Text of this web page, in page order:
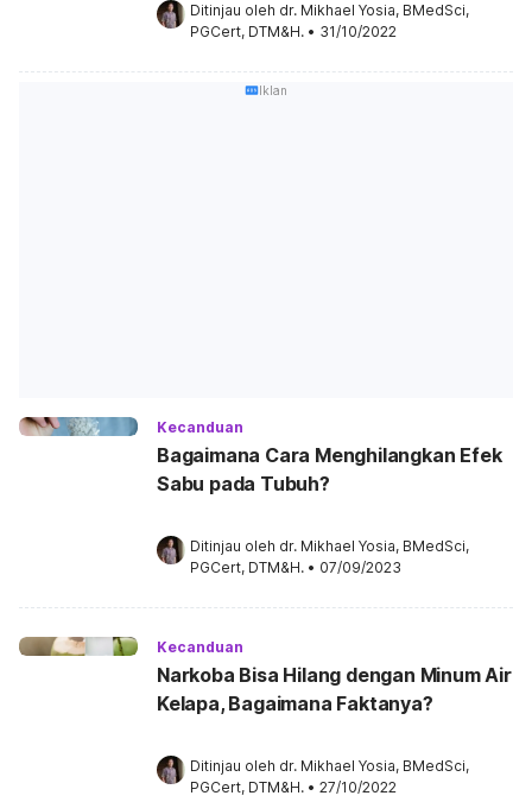
Ditinjau oleh dr. Mikhael Yosia, BMedSci,
PGCert, DTM&H. • 31/10/2022
Iklan
Kecanduan
Bagaimana Cara Menghilangkan Efek
Sabu pada Tubuh?
Ditinjau oleh dr. Mikhael Yosia, BMedSci,
PGCert, DTM&H. • 07/09/2023
Kecanduan
Narkoba Bisa Hilang dengan Minum Air
Kelapa, Bagaimana Faktanya?
Ditinjau oleh dr. Mikhael Yosia, BMedSci,
PGCert, DTM&H. • 27/10/2022